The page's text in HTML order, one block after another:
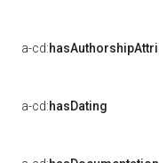
a-cd:
a-cd:hasDating